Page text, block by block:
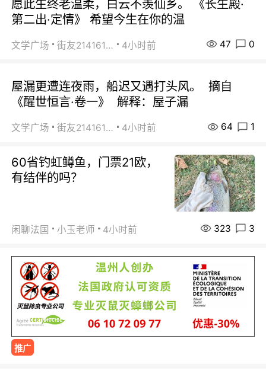
愿此生终老温柔，白云不羡仙乡。 《长生殿·
第二出·定情》 希望今生在你的温
文学广场 街友21416156 4小时前 47 0
屋漏更遭连夜雨，船迟又遇打头风。 摘自
《醒世恒言·卷一》 解释：屋子漏
文学广场 街友21416156 4小时前 64 1
60省钓虹鳟鱼，门票21欧，
有结伴的吗？
闲聊法国 小玉老师 4小时前 323 3
推广